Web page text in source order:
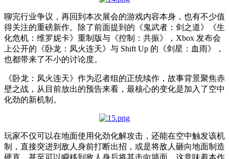
聊完行业争议，再回到本次展会的游戏内容本身，也有不少值
得关注的重磅新作。除了前面提到的《鬼武者：剑之道》《生
化危机：维罗妮卡》重制版与《控制：共振》，Xbox 发布会
上公开的《卧龙 ： 凤火连天》与 Shift Up 的《剑星：血雨》，
也都带来了不小的讨论度。
《卧龙：凤火连天》作为忍者组的正统续作，故事背景聚焦赤
壁之战，从目前放出的预告来看，最核心的变化是加入了空中
化劲的新机制。
玩家不仅可以在地面使用化劲化解攻击，还能在空中触发该机
制，直接突进到敌人身前打断出招，或是将敌人砸向地面制造
硬直，甚至可以瞬移到敌人身后将其击向墙面。这意味着本作